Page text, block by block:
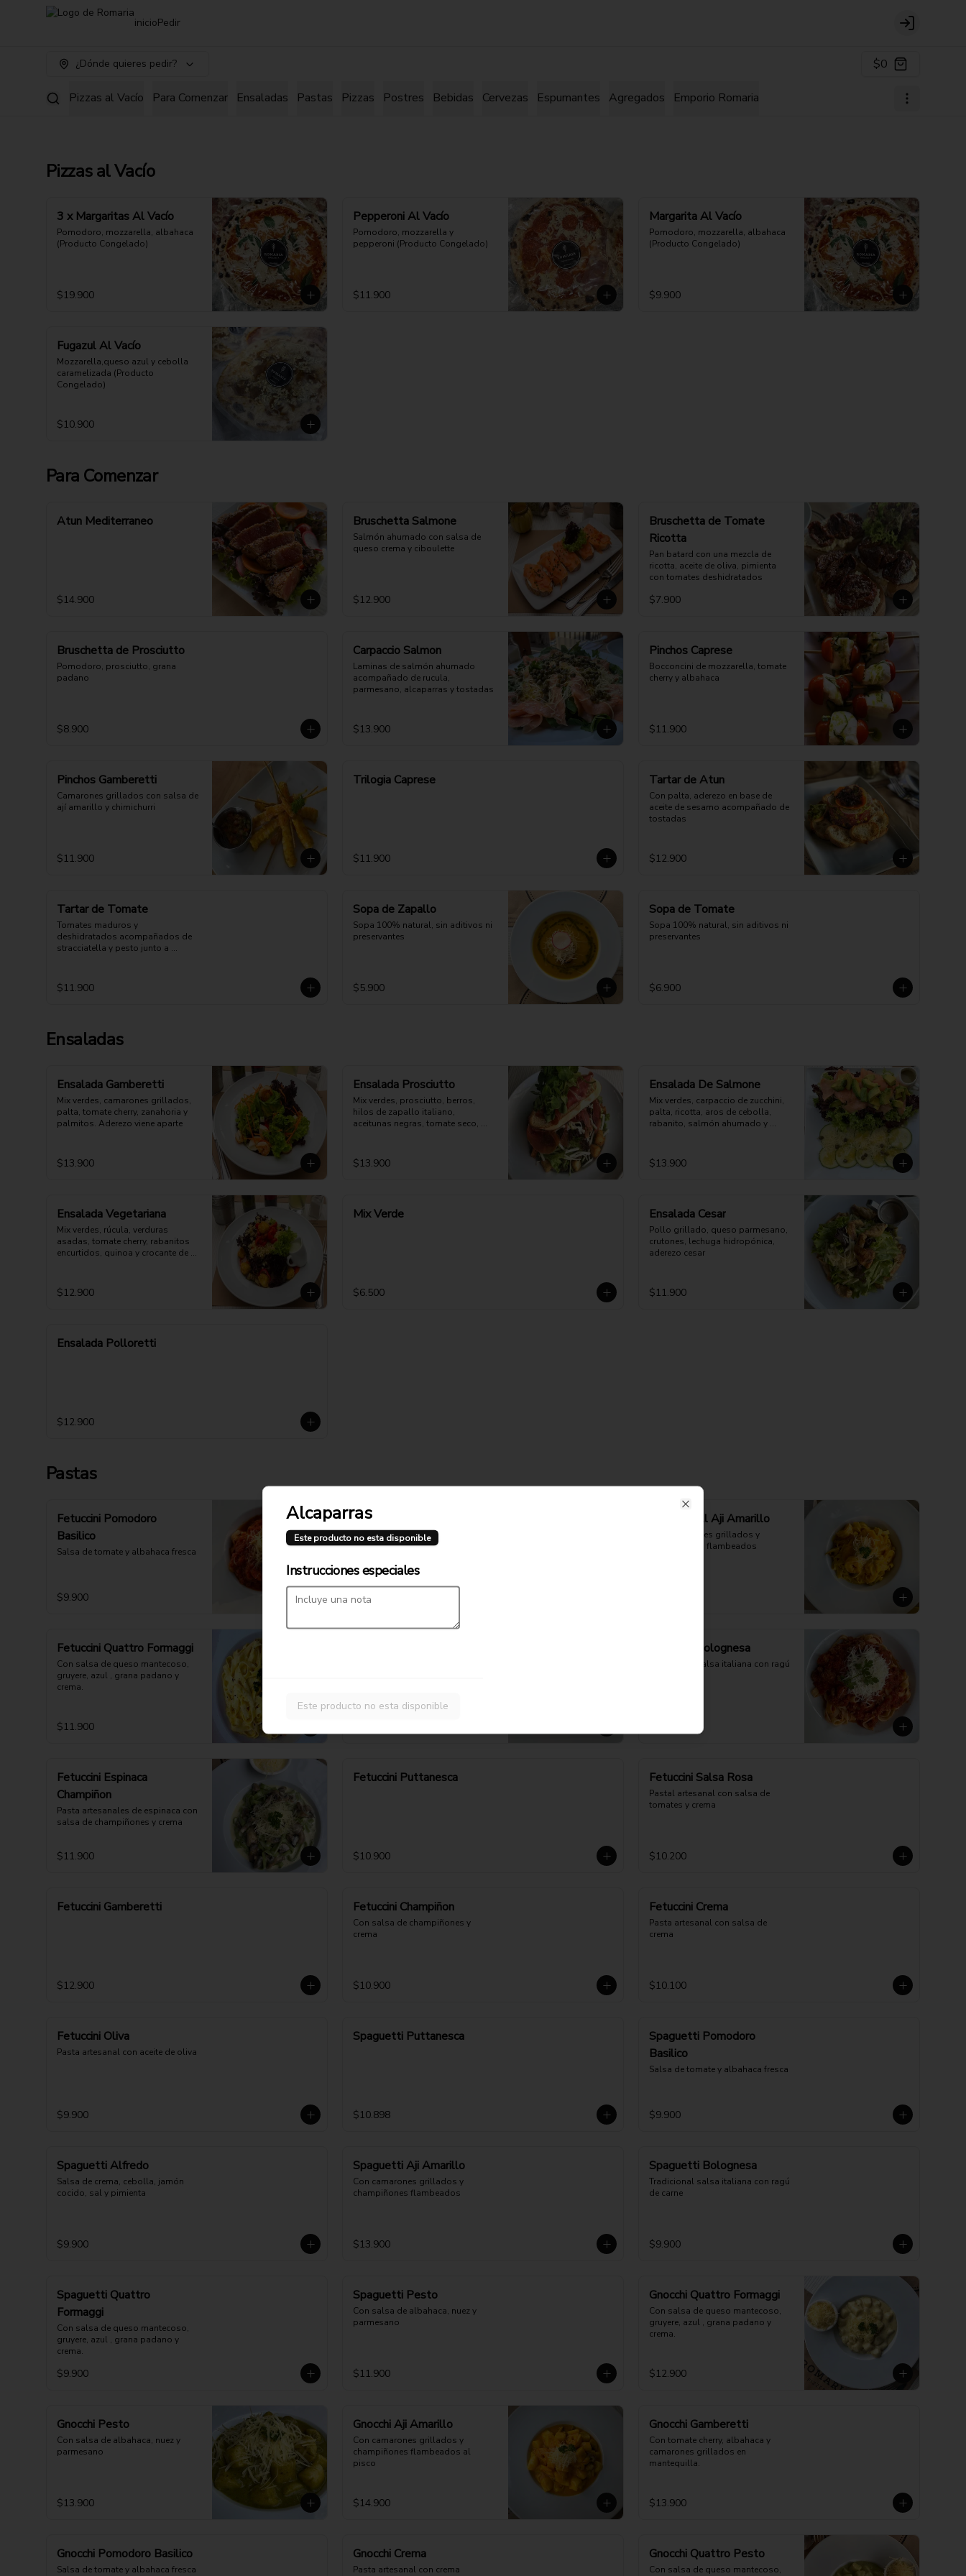
inicioPedir Login
¿Dónde quieres pedir? $0
Pizzas al Vacío Para Comenzar Ensaladas Pastas Pizzas Postres Bebidas Cervezas Espumantes Agregados Emporio Romaria
Pizzas al Vacío
3 x Margaritas Al Vacío
Pomodoro, mozzarella, albahaca
(Producto Congelado)
$19.900
Pepperoni Al Vacío
Pomodoro, mozzarella y
pepperoni (Producto Congelado)
$11.900
Margarita Al Vacío
Pomodoro, mozzarella, albahaca
(Producto Congelado)
$9.900
Fugazul Al Vacío
Mozzarella,queso azul y cebolla
caramelizada (Producto
Congelado)
$10.900
Para Comenzar
Atun Mediterraneo
$14.900
Bruschetta Salmone
Salmón ahumado con salsa de
queso crema y ciboulette
$12.900
Bruschetta de Tomate
Ricotta
Pan batard con una mezcla de
ricotta, aceite de oliva, pimienta
con tomates deshidratados
$7.900
Bruschetta de Prosciutto
Pomodoro, prosciutto, grana
padano
$8.900
Carpaccio Salmon
Laminas de salmón ahumado
acompañado de rucula,
parmesano, alcaparras y tostadas
$13.900
Pinchos Caprese
Bocconcini de mozzarella, tomate
cherry y albahaca
$11.900
Pinchos Gamberetti
Camarones grillados con salsa de
ají amarillo y chimichurri
$11.900
Trilogia Caprese
$11.900
Tartar de Atun
Con palta, aderezo en base de
aceite de sesamo acompañado de
tostadas
$12.900
Tartar de Tomate
Tomates maduros y
deshidratados acompañados de
stracciatella y pesto junto a
$11.900
Sopa de Zapallo
Sopa 100% natural, sin aditivos ni
preservantes
$5.900
Sopa de Tomate
Sopa 100% natural, sin aditivos ni
preservantes
$6.900
Ensaladas
Ensalada Gamberetti
Mix verdes, camarones grillados,
palta, tomate cherry, zanahoria y
palmitos. Aderezo viene aparte
$13.900
Ensalada Prosciutto
Mix verdes, prosciutto, berros,
hilos de zapallo italiano,
aceitunas negras, tomate seco,
$13.900
Ensalada De Salmone
Mix verdes, carpaccio de zucchini,
palta, ricotta, aros de cebolla,
rabanito, salmón ahumado y
$13.900
Ensalada Vegetariana
Mix verdes, rúcula, verduras
asadas, tomate cherry, rabanitos
encurtidos, quinoa y crocante de
$12.900
Mix Verde
$6.500
Ensalada Cesar
Pollo grillado, queso parmesano,
crutones, lechuga hidropónica,
aderezo cesar
$11.900
Ensalada Polloretti
$12.900
Pastas
Fetuccini Pomodoro
Basilico
Salsa de tomate y albahaca fresca
$9.900
Fetuccini Alfredo
Salsa de crema, cebolla, jamón
cocido, sal y pimienta
$11.900
Fetuccini Al Aji Amarillo
Con camarones grillados y
champiñones flambeados
Fetuccini Quattro Formaggi
Con salsa de queso mantecoso,
gruyere, azul , grana padano y
crema.
$11.900
Fetuccini Bolognesa
Tradicional salsa italiana con ragú
Fetuccini Espinaca
Champiñon
Pasta artesanales de espinaca con
salsa de champiñones y crema
$11.900
Fetuccini Puttanesca
$10.900
Fetuccini Salsa Rosa
Pastal artesanal con salsa de
tomates y crema
$10.200
Fetuccini Gamberetti
$12.900
Fetuccini Champiñon
Con salsa de champiñones y
crema
$10.900
Fetuccini Crema
Pasta artesanal con salsa de
crema
$10.100
Fetuccini Oliva
Pasta artesanal con aceite de oliva
$9.900
Spaguetti Puttanesca
$10.898
Spaguetti Pomodoro
Basilico
Salsa de tomate y albahaca fresca
$9.900
Spaguetti Alfredo
Salsa de crema, cebolla, jamón
cocido, sal y pimienta
$9.900
Spaguetti Aji Amarillo
Con camarones grillados y
champiñones flambeados
$13.900
Spaguetti Bolognesa
Tradicional salsa italiana con ragú
de carne
$9.900
Spaguetti Quattro
Formaggi
Con salsa de queso mantecoso,
gruyere, azul , grana padano y
crema.
$9.900
Spaguetti Pesto
Con salsa de albahaca, nuez y
parmesano
$11.900
Gnocchi Quattro Formaggi
Con salsa de queso mantecoso,
gruyere, azul , grana padano y
crema.
$12.900
Gnocchi Pesto
Con salsa de albahaca, nuez y
parmesano
$13.900
Gnocchi Aji Amarillo
Con camarones grillados y
champiñones flambeados al
pisco
$14.900
Gnocchi Gamberetti
Con tomate cherry, albahaca y
camarones grillados en
mantequilla.
$13.900
Gnocchi Pomodoro Basilico
Salsa de tomate y albahaca fresca
Gnocchi Crema
Pasta artesanal con crema
Gnocchi Quattro Pesto
Con salsa de queso mantecoso,
Alcaparras
Este producto no esta disponible
Instrucciones especiales
Este producto no esta disponible
Close